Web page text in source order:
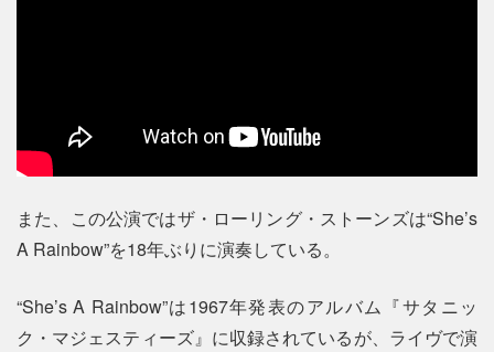
また、この公演ではザ・ローリング・ストーンズは“She’s
A Rainbow”を18年ぶりに演奏している。
“She’s A Rainbow”は1967年発表のアルバム『サタニッ
ク・マジェスティーズ』に収録されているが、ライヴで演